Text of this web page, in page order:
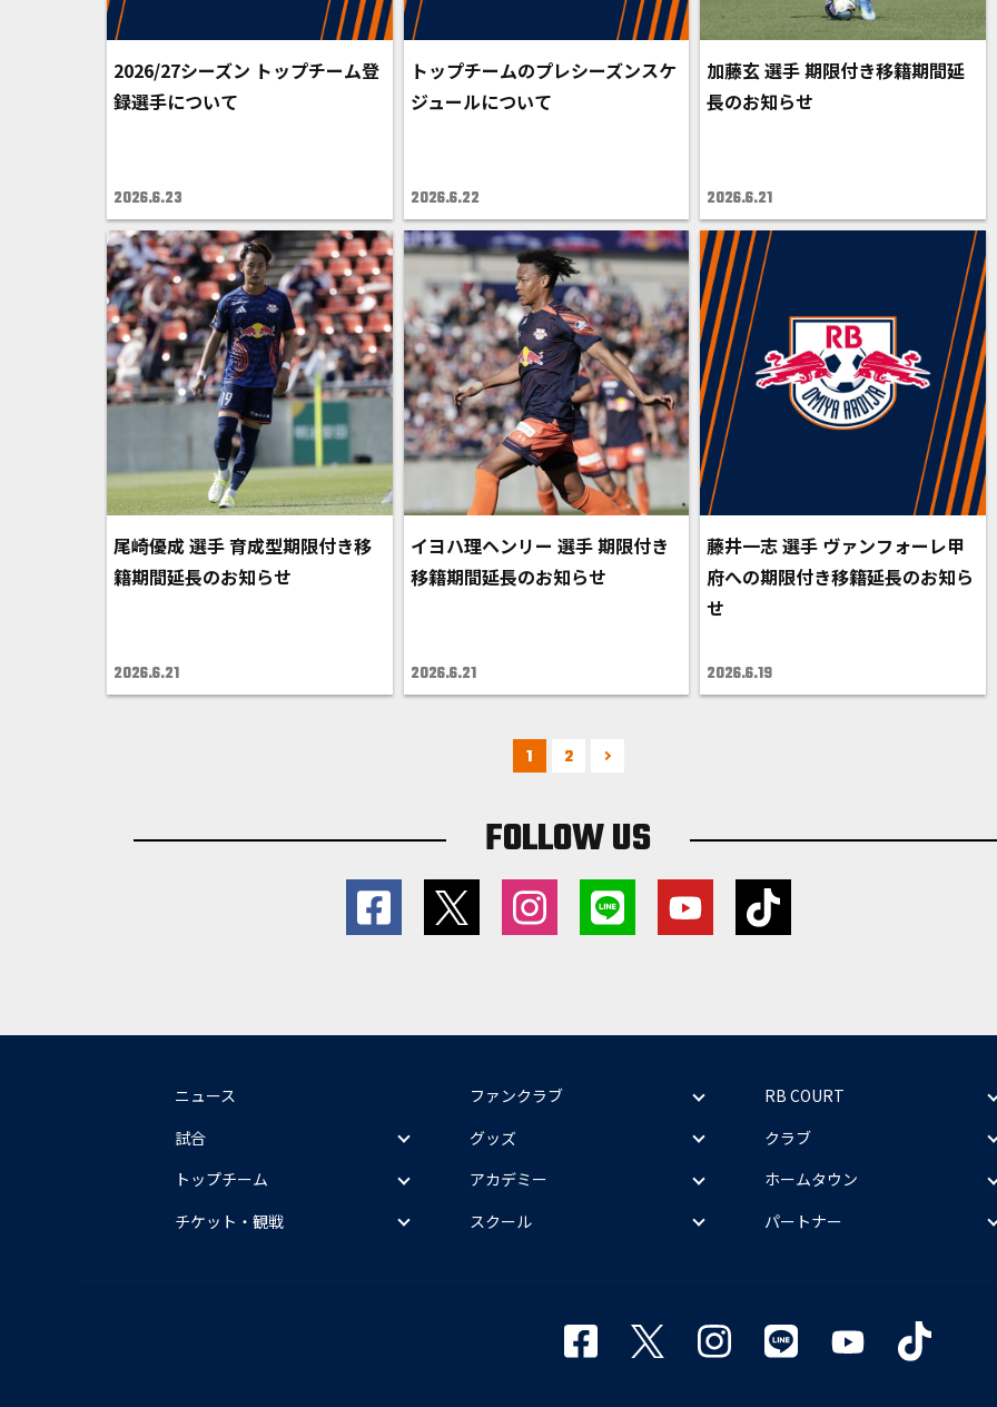
2026/27シーズン トップチーム登
録選手について
2026.6.23
トップチームのプレシーズンスケ
ジュールについて
2026.6.22
加藤玄 選手 期限付き移籍期間延
長のお知らせ
2026.6.21
尾崎優成 選手 育成型期限付き移
籍期間延長のお知らせ
2026.6.21
イヨハ理ヘンリー 選手 期限付き
移籍期間延長のお知らせ
2026.6.21
藤井一志 選手 ヴァンフォーレ甲
府への期限付き移籍延長のお知ら
せ
2026.6.19
1 2
FOLLOW US
ニュース
試合
トップチーム
チケット・観戦
ファンクラブ
グッズ
アカデミー
スクール
RB COURT
クラブ
ホームタウン
パートナー